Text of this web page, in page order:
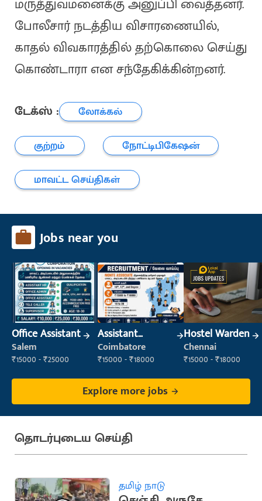
மருத்துவமனைக்கு அனுப்பி வைத்தனர்.
போலீசார் நடத்திய விசாரணையில்,
காதல் விவகாரத்தில் தற்கொலை செய்து
கொண்டாரா என சந்தேகிக்கின்றனர்.
டேக்ஸ் :
லோக்கல்
குற்றம்
நோட்டிபிகேஷன்
மாவட்ட செய்திகள்
Jobs near you
Office Assistant
Salem
₹15000 - ₹25000
Assistant
Manager
Coimbatore
₹15000 - ₹18000
Hostel Warden
Chennai
₹15000 - ₹18000
Explore more jobs
தொடர்புடைய செய்தி
தமிழ் நாடு